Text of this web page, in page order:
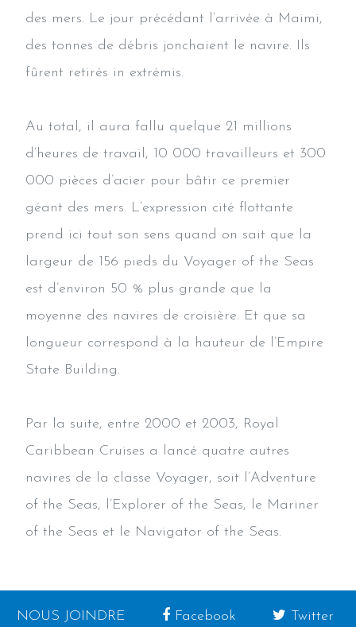
des mers. Le jour précédant l’arrivée à Maimi,
des tonnes de débris jonchaient le navire. Ils
fûrent retirés in extrémis.
Au total, il aura fallu quelque 21 millions
d’heures de travail, 10 000 travailleurs et 300
000 pièces d’acier pour bâtir ce premier
géant des mers. L’expression cité flottante
prend ici tout son sens quand on sait que la
largeur de 156 pieds du Voyager of the Seas
est d’environ 50 % plus grande que la
moyenne des navires de croisière. Et que sa
longueur correspond à la hauteur de l’Empire
State Building.
Par la suite, entre 2000 et 2003, Royal
Caribbean Cruises a lancé quatre autres
navires de la classe Voyager, soit l’Adventure
of the Seas, l’Explorer of the Seas, le Mariner
of the Seas et le Navigator of the Seas.
NOUS JOINDRE Facebook Twitter